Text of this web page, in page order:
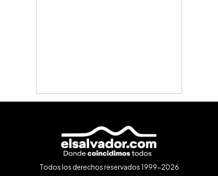
Todos los derechos reservados 1999-2026